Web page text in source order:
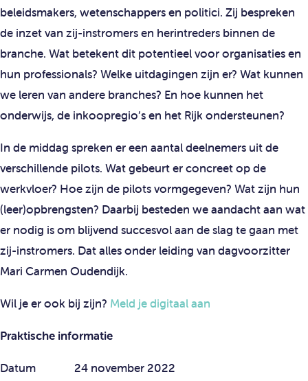
beleidsmakers, wetenschappers en politici. Zij bespreken
de inzet van zij-instromers en herintreders binnen de
branche. Wat betekent dit potentieel voor organisaties en
hun professionals? Welke uitdagingen zijn er? Wat kunnen
we leren van andere branches? En hoe kunnen het
onderwijs, de inkoopregio’s en het Rijk ondersteunen?
In de middag spreken er een aantal deelnemers uit de
verschillende pilots. Wat gebeurt er concreet op de
werkvloer? Hoe zijn de pilots vormgegeven? Wat zijn hun
(leer)opbrengsten? Daarbij besteden we aandacht aan wat
er nodig is om blijvend succesvol aan de slag te gaan met
zij-instromers. Dat alles onder leiding van dagvoorzitter
Mari Carmen Oudendijk.
Wil je er ook bij zijn? Meld je digitaal aan
Praktische informatie
Datum 24 november 2022